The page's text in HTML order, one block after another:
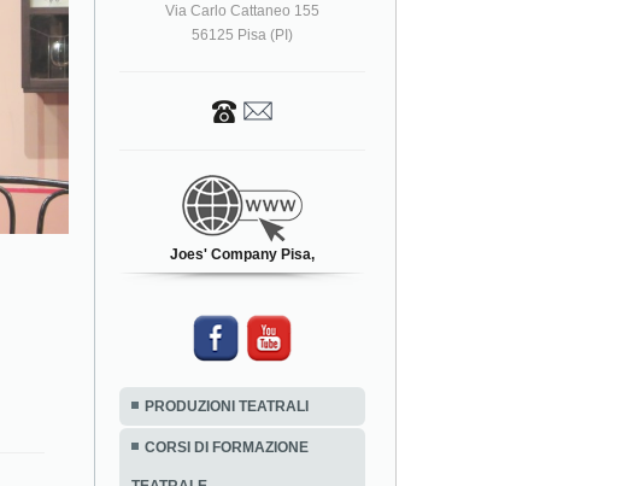
Via Carlo Cattaneo 155
56125 Pisa (PI)
Joes' Company Pisa,
PRODUZIONI TEATRALI
CORSI DI FORMAZIONE